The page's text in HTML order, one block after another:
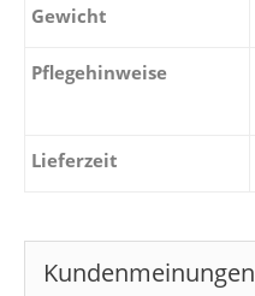
Gewicht
Pflegehinweise
Lieferzeit
Kundenmeinungen